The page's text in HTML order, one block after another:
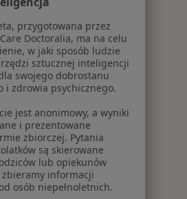
w Warszawie
Najczęście leczone
w Warszawie
w Warszawie
Polska w Warszawie
Iduna w Warszawie
przygotowana przez
Doctoralia, ma na celu
w jaki sposób ludzie
sztucznej inteligencji
swojego dobrostanu
i zdrowia psychicznego.
jest anonimowy, a wyniki
i prezentowane
zbiorczej. Pytania
są skierowane
lub opiekunów
informacji
osób niepełnoletnich.